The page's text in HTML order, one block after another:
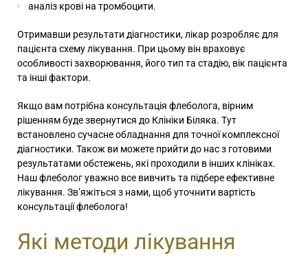
аналіз крові на тромбоцити.
Отримавши результати діагностики, лікар розробляє для
пацієнта схему лікування. При цьому він враховує
особливості захворювання, його тип та стадію, вік пацієнта
та інші фактори.
Якщо вам потрібна консультація флеболога, вірним
рішенням буде звернутися до Клініки Біляка. Тут
встановлено сучасне обладнання для точної комплексної
діагностики. Також ви можете прийти до нас з готовими
результатами обстежень, які проходили в інших клініках.
Наш флеболог уважно все вивчить та підбере ефективне
лікування. Зв’яжіться з нами, щоб уточнити вартість
консультації флеболога!
Які методи лікування